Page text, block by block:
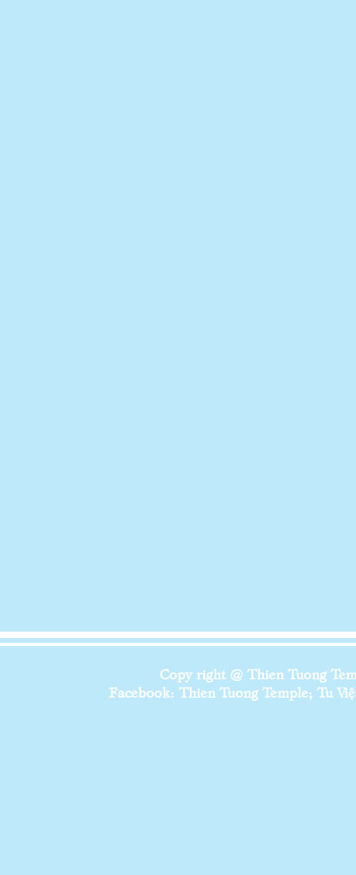
Copy right @ Thien Tuong
Facebook: Thien Tuong Temple; Tu